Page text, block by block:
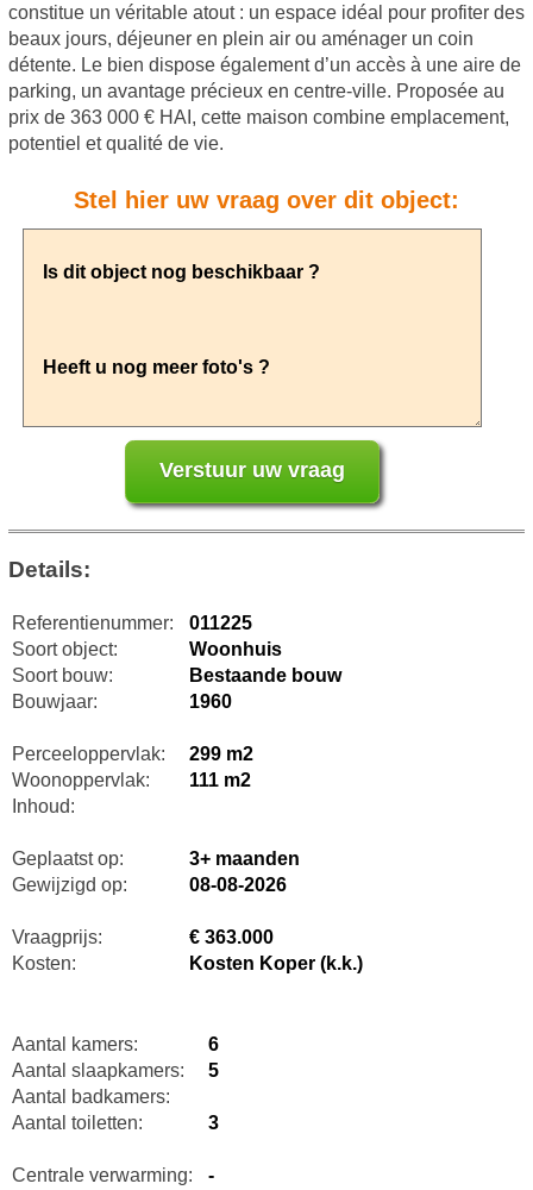
constitue un véritable atout : un espace idéal pour profiter des
beaux jours, déjeuner en plein air ou aménager un coin
détente. Le bien dispose également d’un accès à une aire de
parking, un avantage précieux en centre-ville. Proposée au
prix de 363 000 € HAI, cette maison combine emplacement,
potentiel et qualité de vie.
Stel hier uw vraag over dit object:
Details:
Referentienummer:
011225
Soort object:
Woonhuis
Soort bouw:
Bestaande bouw
Bouwjaar:
1960
Perceeloppervlak:
299 m2
Woonoppervlak:
111 m2
Inhoud:
Geplaatst op:
3+ maanden
Gewijzigd op:
08-08-2026
Vraagprijs:
€ 363.000
Kosten:
Kosten Koper (k.k.)
Aantal kamers:
6
Aantal slaapkamers:
5
Aantal badkamers:
Aantal toiletten:
3
Centrale verwarming:
-